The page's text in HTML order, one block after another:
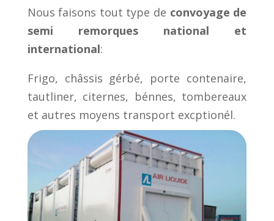
Nous faisons tout type de convoyage de
semi remorques national et
international:
Frigo, châssis gérbé, porte contenaire,
tautliner, citernes, bénnes, tombereaux
et autres moyens transport excptionél.